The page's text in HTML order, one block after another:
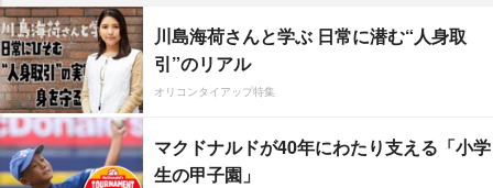
川島海荷さんと学ぶ 日常に潜む“人身取
引”のリアル
オリコンタイアップ特集
マクドナルドが40年にわたり支える「小学
生の甲子園」